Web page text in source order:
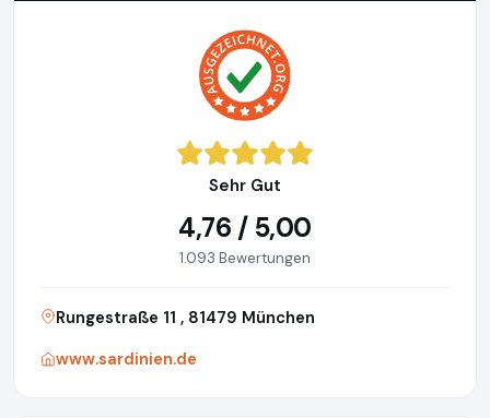
Sehr Gut
4,76 / 5,00
1.093 Bewertungen
Rungestraße 11 , 81479 München
www.sardinien.de